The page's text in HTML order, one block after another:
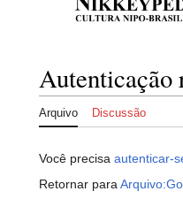
Autenticação
Arquivo Discussão
Você precisa autenticar-
Retornar para